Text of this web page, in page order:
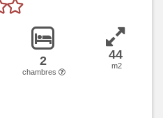
2
chambres
44
m2